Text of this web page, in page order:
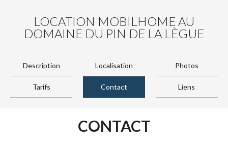
LOCATION MOBILHOME AU
DOMAINE DU PIN DE LA LÈGUE
Description Localisation Photos
Tarifs Contact Liens
CONTACT